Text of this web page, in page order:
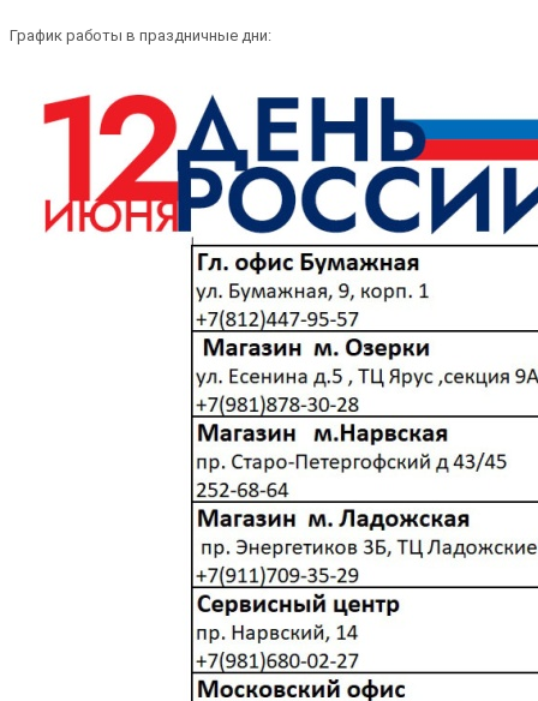
График работы в праздничные дни: